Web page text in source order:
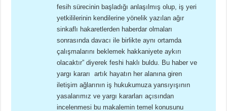
fesih sürecinin başladığı anlaşılmış olup, iş yeri
yetkililerinin kendilerine yönelik yazılan ağır
sinkaflı hakaretlerden haberdar olmaları
sonrasında davacı ile birlikte aynı ortamda
çalışmalarını beklemek hakkaniyete aykırı
olacaktır” diyerek feshi haklı buldu. Bu haber ve
yargı kararı artık hayatın her alanına giren
iletişim ağlarının iş hukukumuza yansıyışının
yasalarımız ve yargı kararları açısından
incelenmesi bu makalemin temel konusunu